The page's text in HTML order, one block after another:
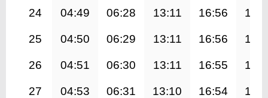
24 04:49 06:28 13:11 16:56
25 04:50 06:29 13:11 16:56
26 04:51 06:30 13:11 16:55
27 04:53 06:31 13:10 16:54